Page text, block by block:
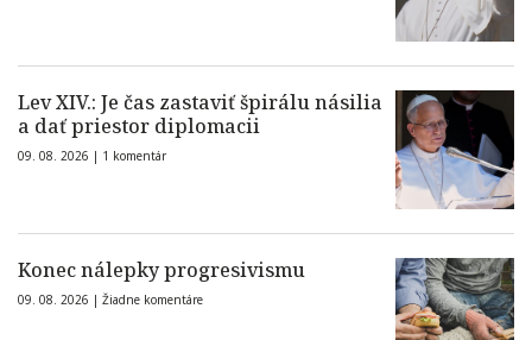
Lev XIV.: Je čas zastaviť špirálu násilia
a dať priestor diplomacii
09. 08. 2026 | 1 komentár
Konec nálepky progresivismu
09. 08. 2026 | Žiadne komentáre